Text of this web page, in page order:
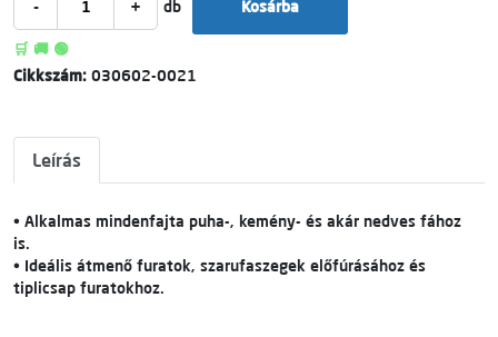
- + db Kosárba
🛒 🚚 🟢
Cikkszám: 030602-0021
Leírás
• Alkalmas mindenfajta puha-, kemény- és akár nedves fához
is.
• Ideális átmenő furatok, szarufaszegek előfúrásához és
tiplicsap furatokhoz.